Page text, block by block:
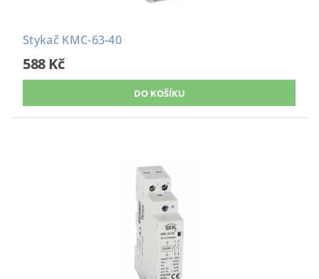
Stykač KMC-63-40
588 Kč